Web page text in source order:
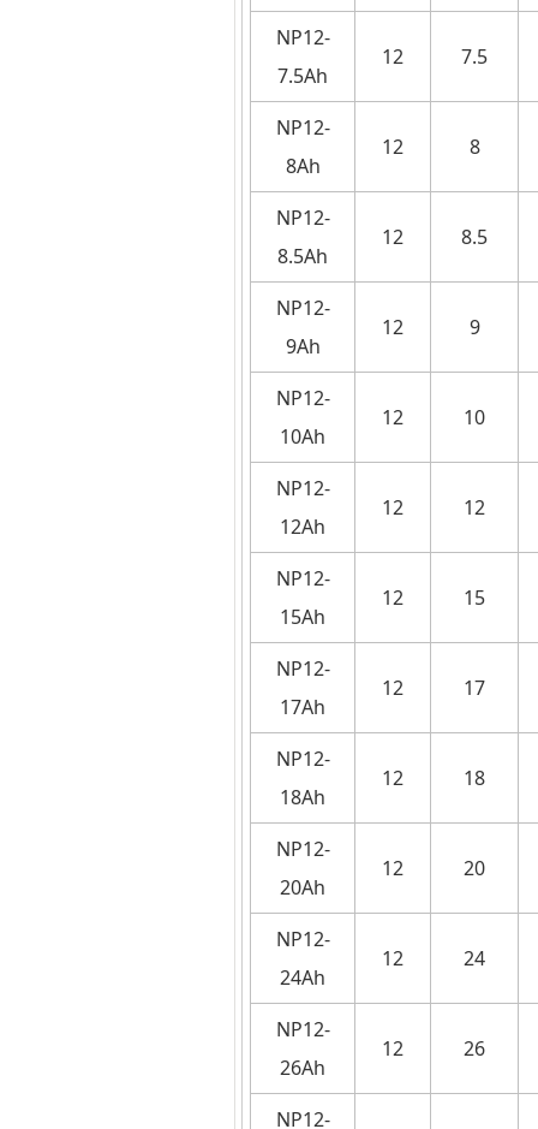
NP12-
7.5Ah
12 7.5
NP12-
8Ah
12 8
NP12-
8.5Ah
12 8.5
NP12-
9Ah
12 9
NP12-
10Ah
12 10
NP12-
12Ah
12 12
NP12-
15Ah
12 15
NP12-
17Ah
12 17
NP12-
18Ah
12 18
NP12-
20Ah
12 20
NP12-
24Ah
12 24
NP12-
26Ah
12 26
NP12-